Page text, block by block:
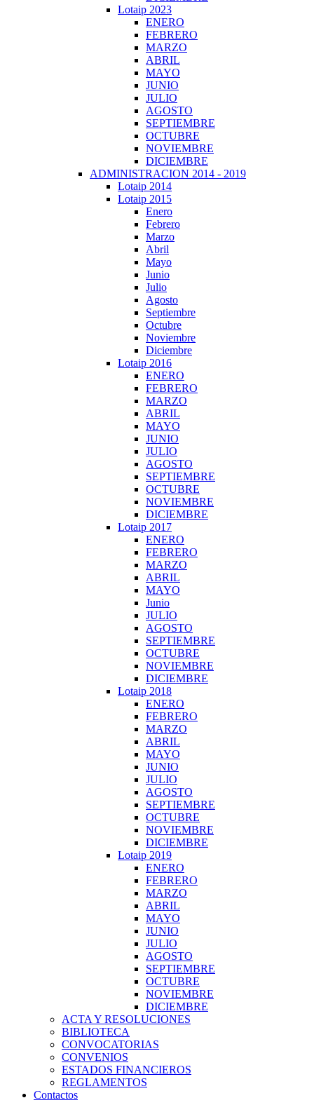
Lotaip 2023
ENERO
FEBRERO
MARZO
ABRIL
MAYO
JUNIO
JULIO
AGOSTO
SEPTIEMBRE
OCTUBRE
NOVIEMBRE
DICIEMBRE
ADMINISTRACION 2014 - 2019
Lotaip 2014
Lotaip 2015
Enero
Febrero
Marzo
Abril
Mayo
Junio
Julio
Agosto
Septiembre
Octubre
Noviembre
Diciembre
Lotaip 2016
ENERO
FEBRERO
MARZO
ABRIL
MAYO
JUNIO
JULIO
AGOSTO
SEPTIEMBRE
OCTUBRE
NOVIEMBRE
DICIEMBRE
Lotaip 2017
ENERO
FEBRERO
MARZO
ABRIL
MAYO
Junio
JULIO
AGOSTO
SEPTIEMBRE
OCTUBRE
NOVIEMBRE
DICIEMBRE
Lotaip 2018
ENERO
FEBRERO
MARZO
ABRIL
MAYO
JUNIO
JULIO
AGOSTO
SEPTIEMBRE
OCTUBRE
NOVIEMBRE
DICIEMBRE
Lotaip 2019
ENERO
FEBRERO
MARZO
ABRIL
MAYO
JUNIO
JULIO
AGOSTO
SEPTIEMBRE
OCTUBRE
NOVIEMBRE
DICIEMBRE
ACTA Y RESOLUCIONES
BIBLIOTECA
CONVOCATORIAS
CONVENIOS
ESTADOS FINANCIEROS
REGLAMENTOS
Contactos